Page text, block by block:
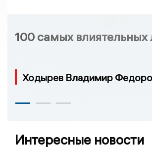
100 самых
Ходырев Владимир
Интересные новости